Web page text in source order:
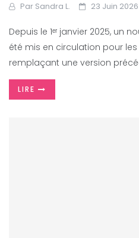
Par Sandra L. 23 Juin 2026
Depuis le 1ᵉʳ janvier 2025, un
été mis en circulation pour
remplaçant une version
LIRE